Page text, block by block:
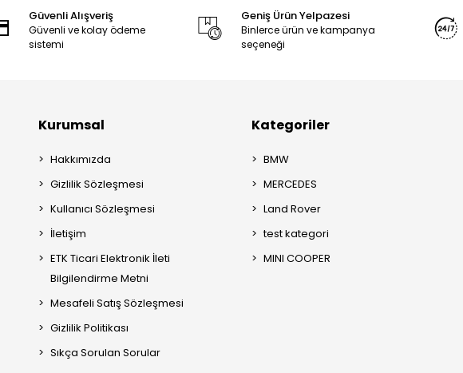
Güvenli Alışveriş
Güvenli ve kolay ödeme
sistemi
Geniş Ürün Yelpazesi
Binlerce ürün ve kampanya
seçeneği
Kurumsal
Hakkımızda
Gizlilik Sözleşmesi
Kullanıcı Sözleşmesi
İletişim
ETK Ticari Elektronik İleti
Bilgilendirme Metni
Mesafeli Satış Sözleşmesi
Gizlilik Politikası
Sıkça Sorulan Sorular
Kategoriler
BMW
MERCEDES
Land Rover
test kategori
MINI COOPER